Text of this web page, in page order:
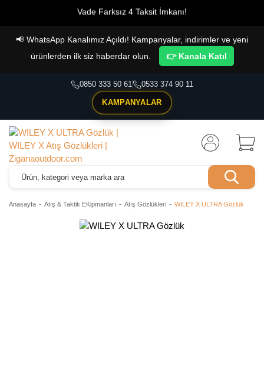
Vade Farksız 4 Taksit İmkanı!
📢 WhatsApp Kanalımız Açıldı! Kampanyalar, indirimler ve yeni
ürünlerden ilk siz haberdar olun.
👉 Kanala Katıl
0850 333 50 61 0533 374 90 11
KAMPANYALAR
Anasayfa Atış & Taktik EKipmanları Atış Gözlükleri WILEY X ULTRA Gözlük